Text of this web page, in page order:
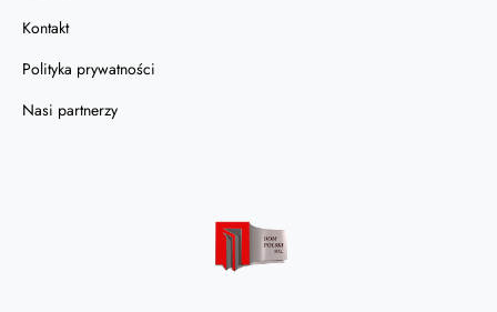
Kontakt
Polityka prywatności
Nasi partnerzy